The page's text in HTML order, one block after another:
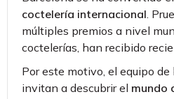
coctelería internacional .
múltiples premios a nivel
coctelerías, han recibido
Por este motivo, el equipo
invitan a descubrir el mundo